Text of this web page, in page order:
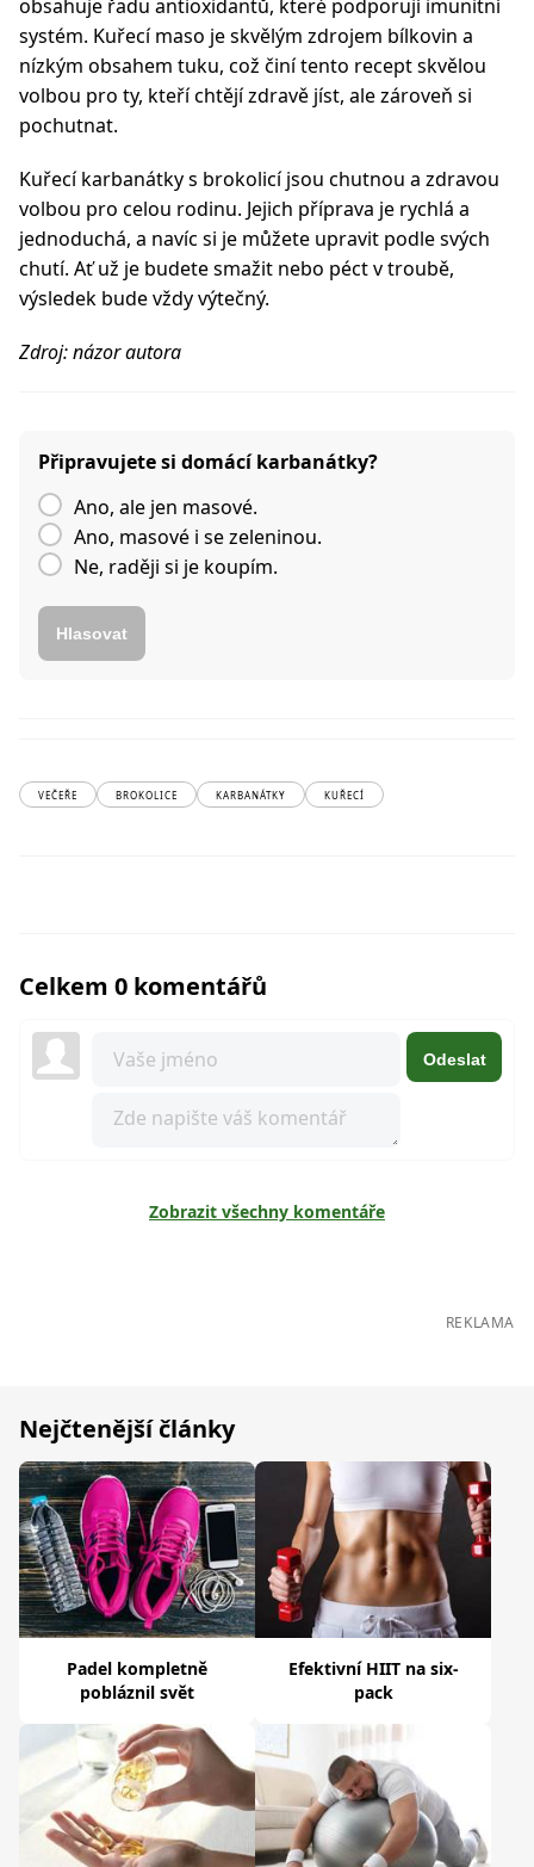
obsahuje řadu antioxidantů, které podporují imunitní
systém. Kuřecí maso je skvělým zdrojem bílkovin a
nízkým obsahem tuku, což činí tento recept skvělou
volbou pro ty, kteří chtějí zdravě jíst, ale zároveň si
pochutnat.
Kuřecí karbanátky s brokolicí jsou chutnou a zdravou
volbou pro celou rodinu. Jejich příprava je rychlá a
jednoduchá, a navíc si je můžete upravit podle svých
chutí. Ať už je budete smažit nebo péct v troubě,
výsledek bude vždy výtečný.
Zdroj: názor autora
Připravujete si domácí karbanátky?
Ano, ale jen masové.
Ano, masové i se zeleninou.
Ne, raději si je koupím.
Hlasovat
VEČEŘE BROKOLICE KARBANÁTKY KUŘECÍ
Celkem 0 komentářů
Odeslat
Zobrazit všechny komentáře
REKLAMA
Nejčtenější články
Padel kompletně
pobláznil svět
Efektivní HIIT na six-
pack